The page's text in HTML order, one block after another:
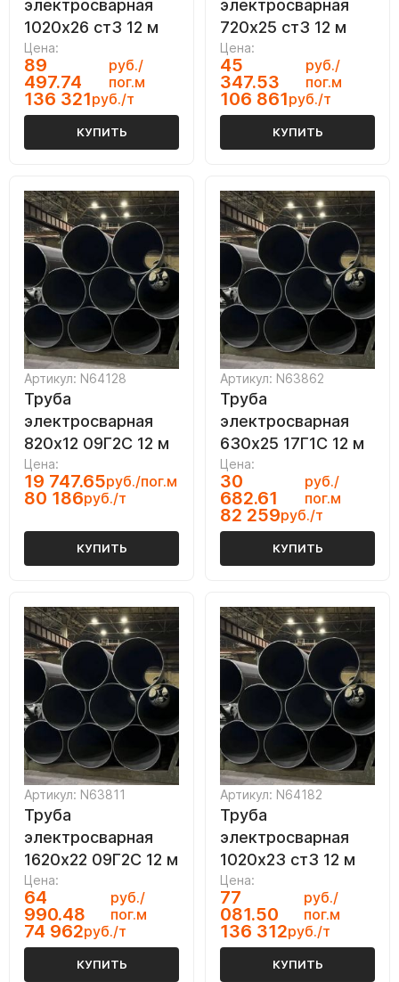
электросварная
1020х26 ст3 12 м
Цена:
89
497.74
руб./
пог.м
136 321руб./т
КУПИТЬ
электросварная
720х25 ст3 12 м
Цена:
45
347.53
руб./
пог.м
106 861руб./т
КУПИТЬ
Артикул: N64128
Труба
электросварная
820х12 09Г2С 12 м
Цена:
19 747.65руб./пог.м
80 186руб./т
КУПИТЬ
Артикул: N63862
Труба
электросварная
630х25 17Г1С 12 м
Цена:
30
682.61
руб./
пог.м
82 259руб./т
КУПИТЬ
Артикул: N63811
Труба
электросварная
1620х22 09Г2С 12 м
Цена:
64
990.48
руб./
пог.м
74 962руб./т
КУПИТЬ
Артикул: N64182
Труба
электросварная
1020х23 ст3 12 м
Цена:
77
081.50
руб./
пог.м
136 312руб./т
КУПИТЬ